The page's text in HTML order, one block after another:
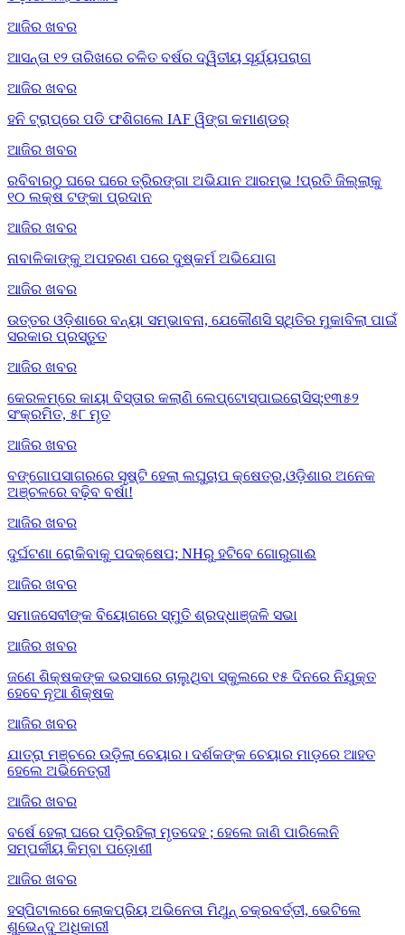
ଆଜିର ଖବର
ଆସନ୍ତା ୧୨ ତାରିଖରେ ଚଳିତ ବର୍ଷର ଦ୍ୱିତୀୟ ସୂର୍ଯ୍ୟପରାଗ
ଆଜିର ଖବର
ହନି ଟ୍ରାପ୍‌ରେ ପଡି ଫଶିଗଲେ IAF ୱିଙ୍ଗ କମାଣ୍ଡର୍
ଆଜିର ଖବର
ରବିବାରଠୁ ଘରେ ଘରେ ତ୍ରିରଙ୍ଗା ଅଭିଯାନ ଆରମ୍ଭ !ପ୍ରତି ଜିଲ୍ଲାକୁ
୧୦ ଲକ୍ଷ ଟଙ୍କା ପ୍ରଦାନ
ଆଜିର ଖବର
ନାବାଳିକାଙ୍କୁ ଅପହରଣ ପରେ ଦୁଷ୍କର୍ମ ଅଭିଯୋଗ
ଆଜିର ଖବର
ଉତ୍ତର ଓଡ଼ିଶାରେ ବନ୍ୟା ସମ୍ଭାବନା, ଯେକୌଣସି ସ୍ଥିତିର ମୁକାବିଲା ପାଇଁ
ସରକାର ପ୍ରସ୍ତୁତ
ଆଜିର ଖବର
କେରଳମ୍‌ରେ କାୟା ବିସ୍ତାର କଲାଣି ଲେପ୍ଟୋସ୍ପାଇରୋସିସ୍;୧୩୫୨
ସଂକ୍ରମିତ, ୫୮ ମୃତ
ଆଜିର ଖବର
ବଙ୍ଗୋପସାଗରରେ ସୃଷ୍ଟି ହେଲା ଲଘୁଚାପ କ୍ଷେତ୍ର,ଓଡ଼ିଶାର ଅନେକ
ଅଞ୍ଚଳରେ ବଢ଼ିବ ବର୍ଷା!
ଆଜିର ଖବର
ଦୁର୍ଘଟଣା ରୋକିବାକୁ ପଦକ୍ଷେପ; NHରୁ ହଟିବେ ଗୋରୁଗାଈ
ଆଜିର ଖବର
ସମାଜସେବୀଙ୍କ ବିୟୋଗରେ ସ୍ମୁତି ଶ୍ରଦ୍ଧାଞ୍ଜଳି ସଭା
ଆଜିର ଖବର
ଜଣେ ଶିକ୍ଷକଙ୍କ ଭରସାରେ ଚାଲୁଥିବା ସ୍କୁଲରେ ୧୫ ଦିନରେ ନିଯୁକ୍ତ
ହେବେ ନୂଆ ଶିକ୍ଷକ
ଆଜିର ଖବର
ଯାତ୍ରା ମଞ୍ଚରେ ଉଡ଼ିଲା ଚେୟାର। ଦର୍ଶକଙ୍କ ଚେୟାର ମାଡ଼ରେ ଆହତ
ହେଲେ ଅଭିନେତ୍ରୀ
ଆଜିର ଖବର
ବର୍ଷେ ହେଲା ଘରେ ପଡ଼ିରହିଲା ମୃତଦେହ ; ହେଲେ ଜାଣି ପାରିଲେନି
ସମ୍ପର୍କୀୟ କିମ୍ବା ପଡ଼ୋଶୀ
ଆଜିର ଖବର
ହସ୍ପିଟାଲରେ ଲୋକପ୍ରିୟ ଅଭିନେତା ମିଥୁନ୍ ଚକ୍ରବର୍ତ୍ତୀ, ଭେଟିଲେ
ଶୁଭେନ୍ଦୁ ଅଧିକାରୀ